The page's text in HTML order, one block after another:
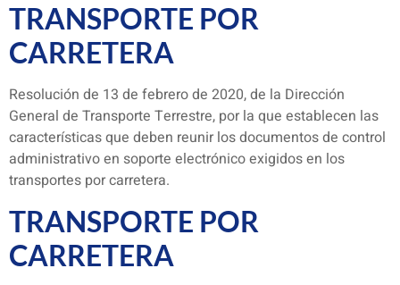
TRANSPORTE POR
CARRETERA
Resolución de 13 de febrero de 2020, de la Dirección
General de Transporte Terrestre, por la que establecen las
características que deben reunir los documentos de control
administrativo en soporte electrónico exigidos en los
transportes por carretera.
TRANSPORTE POR
CARRETERA